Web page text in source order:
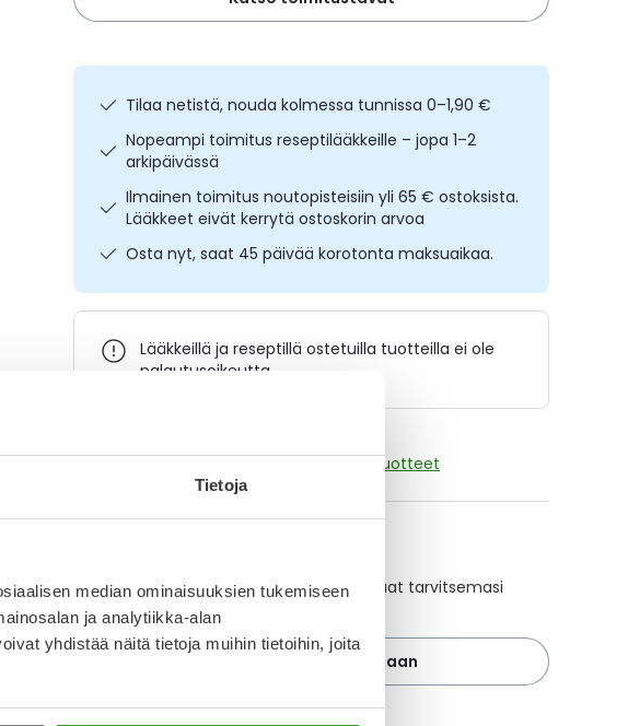
Tietoja
median ominaisuuksien tukemiseen
ja analytiikka-alan
yhdistää näitä tietoja muihin tietoihin, joita
Tilaa netistä, nouda kolmessa tunnissa 0–1,90 €
Nopeampi toimitus reseptilääkkeille – jopa 1–2
arkipäivässä
Ilmainen toimitus noutopisteisiin yli 65 € ostoksista.
Lääkkeet eivät kerrytä ostoskorin arvoa
Osta nyt, saat 45 päivää korotonta maksuaikaa.
Lääkkeillä ja reseptillä ostetuilla tuotteilla ei ole
palautusoikeutta.
Katso kaikki Dexpanthenol Ratiopharm-tuotteet
Muistuttajan avulla pidät huolen, että tilaat tarvitsemasi
tuotteet ajoissa, eivätkä ne lopu kesken.
Lisää tuote muistuttajaan
Lue lisää muistuttajasta